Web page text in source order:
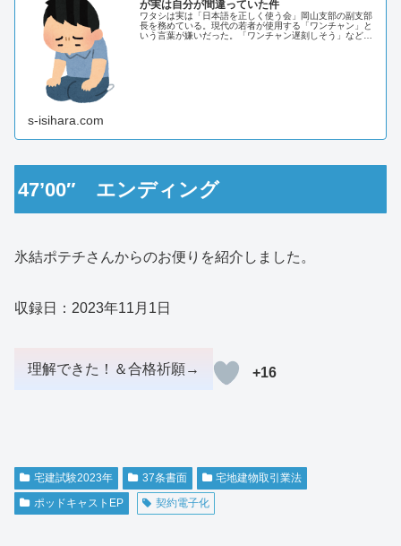
が実は自分が間違っていた件
ワタシは実は「日本語を正しく使う会」岡山支部の副支部
長を務めている。現代の若者が使用する「ワンチャン」と
いう言葉が嫌いだった。「ワンチャン遅刻しそう」などと
s-isihara.com
47’00″ エンディング
氷結ポテチさんからのお便りを紹介しました。
収録日：2023年11月1日
+16
宅建試験2023年 37条書面
宅地建物取引業法
ポッドキャストEP
契約電子化